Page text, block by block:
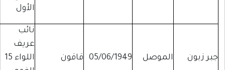
الأول
نائب
عريف
اللواء 15
قاقون 05/06/1949 الموصل جبر زبون